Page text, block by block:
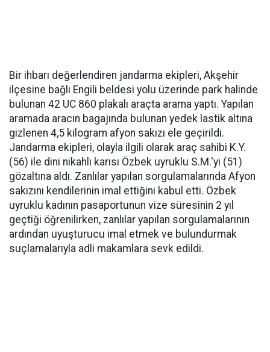
Bir ihbarı değerlendiren jandarma ekipleri, Akşehir
ilçesine bağlı Engili beldesi yolu üzerinde park halinde
bulunan 42 UC 860 plakalı araçta arama yaptı. Yapılan
aramada aracın bagajında bulunan yedek lastik altına
gizlenen 4,5 kilogram afyon sakızı ele geçirildi.
Jandarma ekipleri, olayla ilgili olarak araç sahibi K.Y.
(56) ile dini nikahlı karısı Özbek uyruklu S.M.'yi (51)
gözaltına aldı. Zanlılar yapılan sorgulamalarında Afyon
sakızını kendilerinin imal ettiğini kabul etti. Özbek
uyruklu kadının pasaportunun vize süresinin 2 yıl
geçtiği öğrenilirken, zanlılar yapılan sorgulamalarının
ardından uyuşturucu imal etmek ve bulundurmak
suçlamalarıyla adli makamlara sevk edildi.